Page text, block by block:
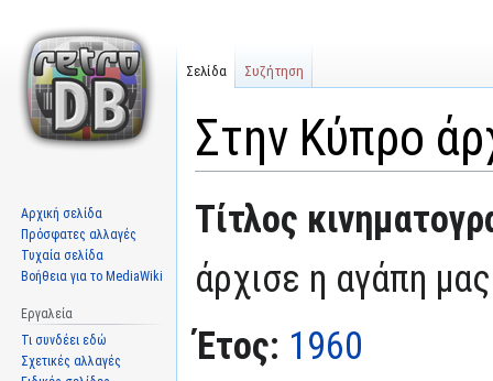
Στην Κύπρο
Μετάβαση
στην
Πήδηση
στην
Τίτλος
άρχισε η αγάπη μας
Έτος: 1960
Σελίδα Συζήτηση
Αρχική σελίδα
Πρόσφατες αλλαγές
Τυχαία σελίδα
Βοήθεια για το MediaWiki
Εργαλεία
Τι συνδέει εδώ
Σχετικές αλλαγές